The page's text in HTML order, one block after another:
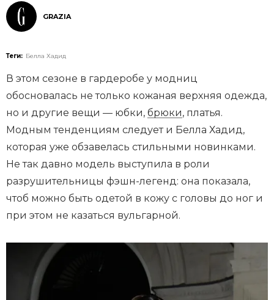
GRAZIA
Теги: Белла Хадид
В этом сезоне в гардеробе у модниц
обосновалась не только кожаная верхняя одежда,
но и другие вещи — юбки, брюки, платья.
Модным тенденциям следует и Белла Хадид,
которая уже обзавелась стильными новинками.
Не так давно модель выступила в роли
разрушительницы фэшн-легенд: она показала,
чтоб можно быть одетой в кожу с головы до ног и
при этом не казаться вульгарной.